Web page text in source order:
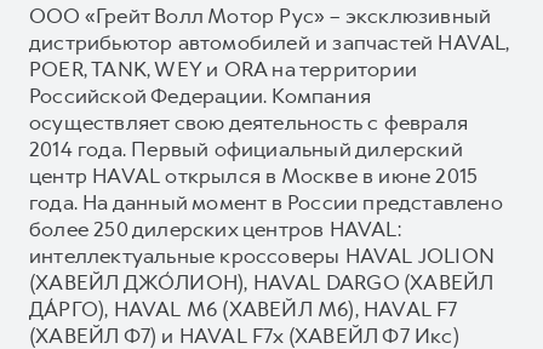
ООО «Грейт Волл Мотор Рус» – эксклюзивный
дистрибьютор автомобилей и запчастей HAVAL,
POER, TANK, WEY и ORA на территории
Российской Федерации. Компания
осуществляет свою деятельность с февраля
2014 года. Первый официальный дилерский
центр HAVAL открылся в Москве в июне 2015
года. На данный момент в России представлено
более 250 дилерских центров HAVAL:
интеллектуальные кроссоверы HAVAL JOLION
(ХАВЕЙЛ ДЖО́ЛИОН), HAVAL DARGO (ХАВЕЙЛ
ДА́РГО), HAVAL М6 (ХАВЕЙЛ M6), HAVAL F7
(ХАВЕЙЛ Ф7) и HAVAL F7x (ХАВЕЙЛ Ф7 Икс)